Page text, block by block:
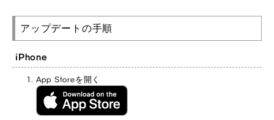
アップデートの手順
iPhone
App Storeを開く